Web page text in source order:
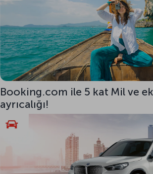
Booking.com ile 5 kat Mil ve
ayrıcalığı!